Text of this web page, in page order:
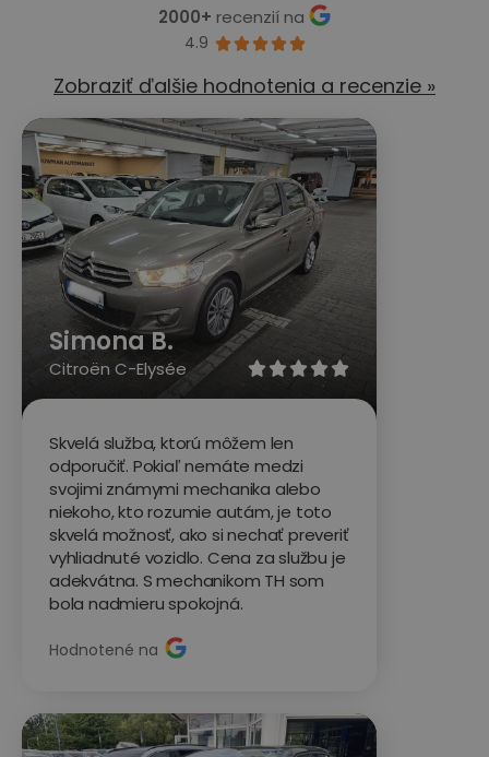
2000+ recenzií na
4.9 
Zobraziť ďalšie hodnotenia a recenzie »

Simona B.
Citroën C-Elysée
Skvelá služba, ktorú môžem len
odporučiť. Pokiaľ nemáte medzi
svojimi známymi mechanika alebo
niekoho, kto rozumie autám, je toto
skvelá možnosť, ako si nechať preveriť
vyhliadnuté vozidlo. Cena za službu je
adekvátna. S mechanikom TH som
bola nadmieru spokojná.
Hodnotené na